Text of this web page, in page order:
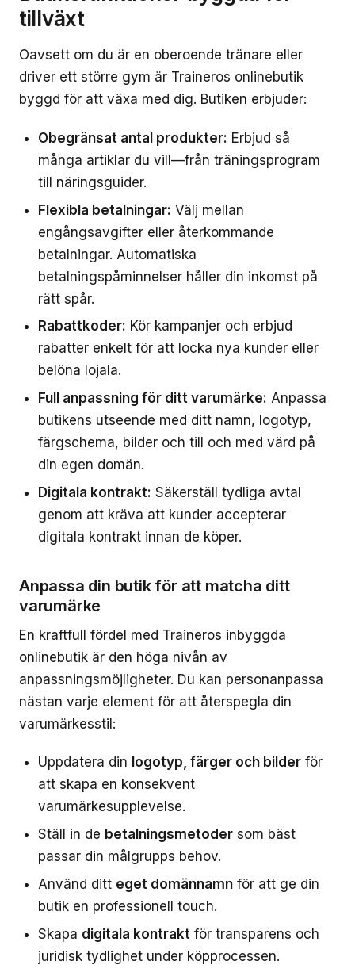
tillväxt
Oavsett om du är en oberoende tränare eller
driver ett större gym är Traineros onlinebutik
byggd för att växa med dig. Butiken erbjuder:
Obegränsat antal produkter: Erbjud så
många artiklar du vill—från träningsprogram
till näringsguider.
Flexibla betalningar: Välj mellan
engångsavgifter eller återkommande
betalningar. Automatiska
betalningspåminnelser håller din inkomst på
rätt spår.
Rabattkoder: Kör kampanjer och erbjud
rabatter enkelt för att locka nya kunder eller
belöna lojala.
Full anpassning för ditt varumärke: Anpassa
butikens utseende med ditt namn, logotyp,
färgschema, bilder och till och med värd på
din egen domän.
Digitala kontrakt: Säkerställ tydliga avtal
genom att kräva att kunder accepterar
digitala kontrakt innan de köper.
Anpassa din butik för att matcha ditt
varumärke
En kraftfull fördel med Traineros inbyggda
onlinebutik är den höga nivån av
anpassningsmöjligheter. Du kan personanpassa
nästan varje element för att återspegla din
varumärkesstil:
Uppdatera din logotyp, färger och bilderför
att skapa en konsekvent
varumärkesupplevelse.
Ställ in de betalningsmetodersom bäst
passar din målgrupps behov.
Använd ditt eget domännamnför att ge din
butik en professionell touch.
Skapa digitala kontrakt för transparens och
juridisk tydlighet under köpprocessen.